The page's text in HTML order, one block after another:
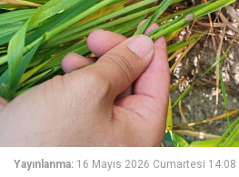
Yayınlanma: 16 Mayıs 2026 Cumartesi 14:08